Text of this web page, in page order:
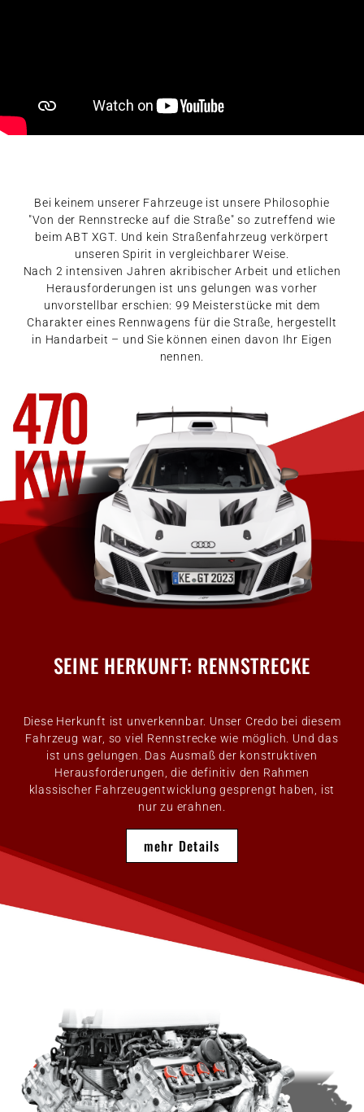
Bei keinem unserer Fahrzeuge ist unsere Philosophie
"Von der Rennstrecke auf die Straße" so zutreffend wie
beim ABT XGT. Und kein Straßenfahrzeug verkörpert
unseren Spirit in vergleichbarer Weise.
Nach 2 intensiven Jahren akribischer Arbeit und etlichen
Herausforderungen ist uns gelungen was vorher
unvorstellbar erschien: 99 Meisterstücke mit dem
Charakter eines Rennwagens für die Straße, hergestellt
in Handarbeit – und Sie können einen davon Ihr Eigen
nennen.
SEINE HERKUNFT: RENNSTRECKE
Diese Herkunft ist unverkennbar. Unser Credo bei diesem
Fahrzeug war, so viel Rennstrecke wie möglich. Und das
ist uns gelungen. Das Ausmaß der konstruktiven
Herausforderungen, die definitiv den Rahmen
klassischer Fahrzeugentwicklung gesprengt haben, ist
nur zu erahnen.
mehr Details